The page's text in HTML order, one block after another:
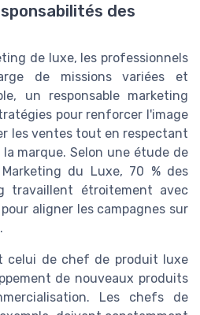
des
de luxe, les professionnels
de missions variées et
un responsable marketing
pour renforcer l'image
les ventes tout en respectant
marque. Selon une étude de
du Luxe, 70 % des
travaillent étroitement avec
aligner les campagnes sur
celui de chef de produit luxe
de nouveaux produits
Les chefs de